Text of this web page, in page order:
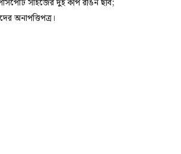
সাইজের দুই কপি রঙিন ছবি;
অনাপত্তিপত্র।